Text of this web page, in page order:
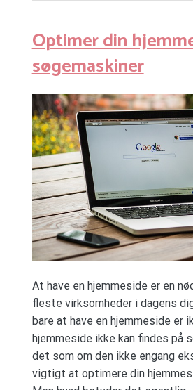
Optimer din
søgemaskiner
At have en hjemmeside er en
fleste virksomheder i dagens
bare at have en hjemmeside er
hjemmeside ikke kan findes på
det som om den ikke engang
vigtigt at optimere din